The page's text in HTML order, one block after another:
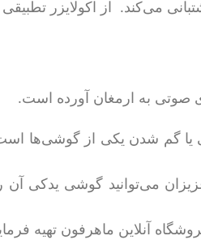
یا گم شدن یکی از گوشی‌ها
گوشی یدکی سمت راست ایرپاد سری 4 نرمال، شما عزیزان